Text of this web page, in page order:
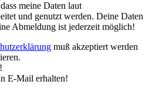
meine Daten laut
und genutzt werden. Deine Daten
Abmeldung ist jederzeit möglich!
muß akzeptiert werden
E-Mail erhalten!